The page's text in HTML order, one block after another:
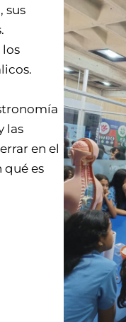
sus
los
las
en el
qué es